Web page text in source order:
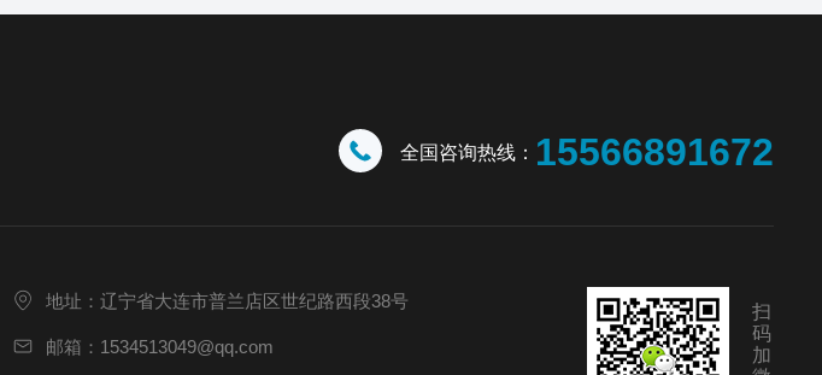
全国咨询热线： 15566891672
地址：辽宁省大连市普兰店区世纪路西段38号
邮箱：1534513049@qq.com
扫
码
加